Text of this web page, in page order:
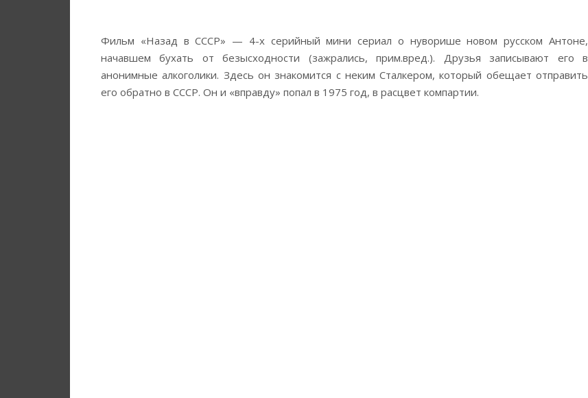
Фильм «Назад в СССР» — 4-х серийный мини сериал о нуворише новом русском Антоне,
начавшем бухать от безысходности (зажрались, прим.вред.). Друзья записывают его в
анонимные алкоголики. Здесь он знакомится с неким Сталкером, который обещает отправить
его обратно в СССР. Он и «вправду» попал в 1975 год, в расцвет компартии.